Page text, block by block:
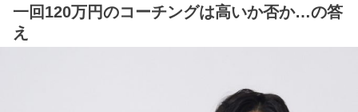
一回120万円のコーチングは高いか否か…の答
え